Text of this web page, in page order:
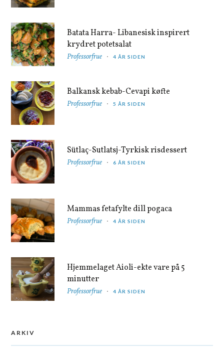
Batata Harra- Libanesisk inspirert
krydret potetsalat
Professorfrue 4 ÅR SIDEN
Balkansk kebab-Cevapi køfte
Professorfrue 5 ÅR SIDEN
Sütlaç-Sutlatsj-Tyrkisk risdessert
Professorfrue 6 ÅR SIDEN
Mammas fetafylte dill pogaca
Professorfrue 4 ÅR SIDEN
Hjemmelaget Aioli-ekte vare på 5
minutter
Professorfrue 4 ÅR SIDEN
ARKIV